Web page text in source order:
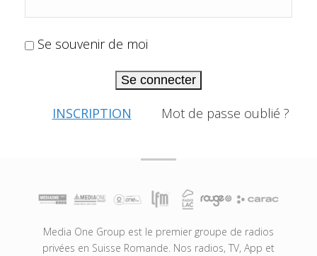
Se souvenir de moi
Se connecter
INSCRIPTION Mot de passe oublié ?
Media One Group est le premier groupe de radios
privées en Suisse Romande. Nos radios, TV, App et